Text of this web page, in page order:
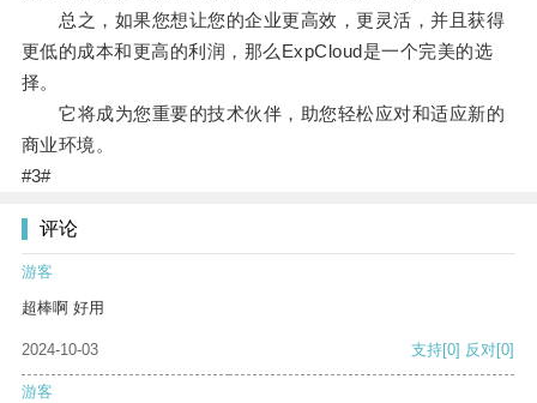
总之，如果您想让您的企业更高效，更灵活，并且获得
更低的成本和更高的利润，那么ExpCloud是一个完美的选
择。
它将成为您重要的技术伙伴，助您轻松应对和适应新的
商业环境。
#3#
评论
游客
超棒啊 好用
2024-10-03 支持[0] 反对[0]
游客